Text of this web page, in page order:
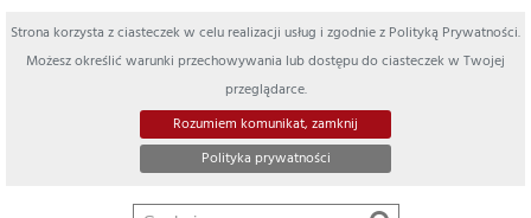
Strona korzysta z ciasteczek w celu realizacji usług i zgodnie z Polityką Prywatności.
Możesz określić warunki przechowywania lub dostępu do ciasteczek w Twojej
przeglądarce.
Rozumiem komunikat, zamknij
Polityka prywatności